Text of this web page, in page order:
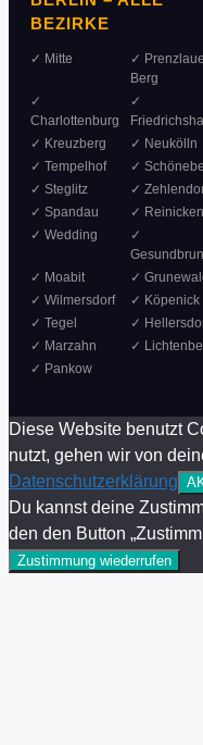
BEZIRKE
✓ Mitte
✓
Berg
✓
Charlottenburg
✓
✓ Kreuzberg
✓ Neukölln
✓ Tempelhof
✓
✓ Steglitz
✓
✓ Spandau
✓
✓ Wedding
✓
✓ Moabit
✓
✓ Wilmersdorf
✓ Köpenick
✓ Tegel
✓
✓ Marzahn
✓
✓ Pankow
Diese Website benutzt
nutzt, gehen wir von
Datenschutzerklärung
Du kannst deine
den den Button
Zustimmung wiederrufen